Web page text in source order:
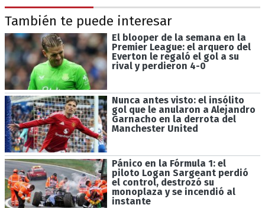
También te puede interesar
El blooper de la semana en la
Premier League: el arquero del
Everton le regaló el gol a su
rival y perdieron 4-0
Nunca antes visto: el insólito
gol que le anularon a Alejandro
Garnacho en la derrota del
Manchester United
Pánico en la Fórmula 1: el
piloto Logan Sargeant perdió
el control, destrozó su
monoplaza y se incendió al
instante